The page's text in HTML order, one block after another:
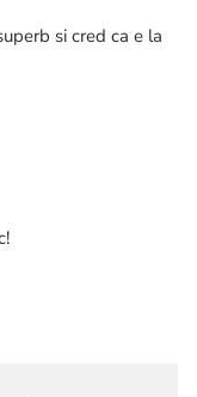
si cred ca e la